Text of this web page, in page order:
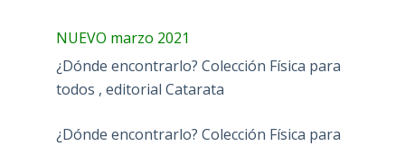
NUEVO marzo 2021
¿Dónde encontrarlo? Colección Física para
todos , editorial Catarata
¿Dónde encontrarlo? Colección Física para